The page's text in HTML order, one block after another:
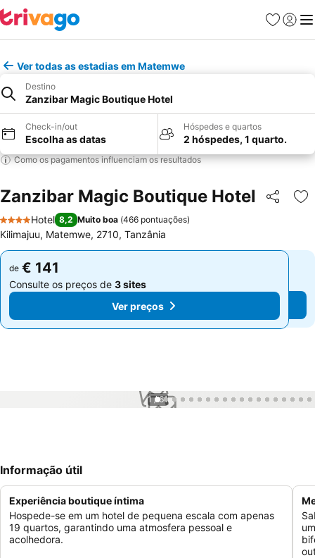
Favoritos
Iniciar
Ver todas as estadias em Matemwe
Destino
Zanzibar Magic Boutique Hotel
Check-in/out
Escolha as datas
Hóspedes e quartos
2 hóspedes, 1 quarto.
Como os pagamentos influenciam os resultados
Zanzibar Magic Boutique Hotel Partilhar
4 Estrelas
Hotel 8,2 Muito boa (466 pontuações)
Kilimajuu, Matemwe, 2710, Tanzânia
de € 141
Consulte os preços de 3 sites
Ver preços
de € 141
Consulte os preços de 3 sites
Ver preços
1 / 61
Informação útil
Experiência boutique íntima
Hospede-se em um hotel de pequena escala com apenas
19 quartos, garantindo uma atmosfera pessoal e
acolhedora.